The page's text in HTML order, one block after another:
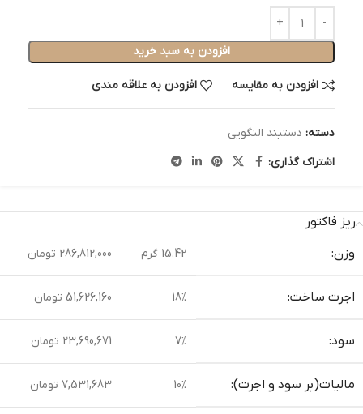
افزودن به سبد خرید
افزودن به مقایسه افزودن به علاقه مندی
دسته: دستبند النگویی
اشتراک گذاری:
ریز فاکتور
وزن:
15.42 گرم 286,812,000 تومان
اجرت ساخت: 18% 51,626,160 تومان
سود: 7% 23,690,671 تومان
مالیات(بر سود و اجرت): 10% 7,531,683 تومان